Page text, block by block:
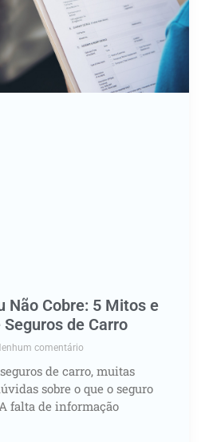
Não Cobre: 5 Mitos e
de Carro
comentário
de carro, muitas
sobre o que o seguro
falta de informação